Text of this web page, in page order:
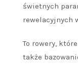
świetnych
rewelacyjnych
To rowery,
także